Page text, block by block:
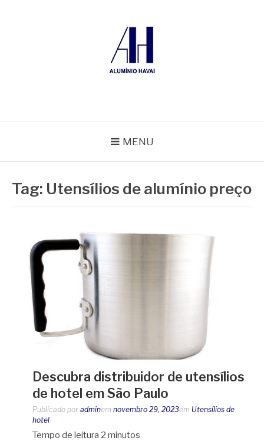
MENU
Tag: Utensílios de alumínio preço
Descubra distribuidor de utensílios
de hotel em São Paulo
Publicado por adminem novembro 29, 2023em Utensílios de
hotel
Tempo de leitura 2 minutos